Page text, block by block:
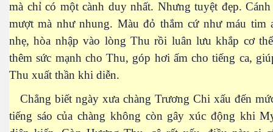
mà chỉ có một cành duy nhất. Nhưng tuyệt đẹp.
mượt mà như nhung. Màu đỏ thắm cứ như máu tim
nhẹ, hòa nhập vào lòng Thu rồi luân lưu khắp cơ
thêm sức mạnh cho Thu, góp hơi ấm cho tiếng ca,
Thu xuất thần khi diễn.
Chẳng biết ngày xưa chàng Trương Chi xấu đến
tiếng sáo của chàng không còn gây xúc động khi
tại Anh